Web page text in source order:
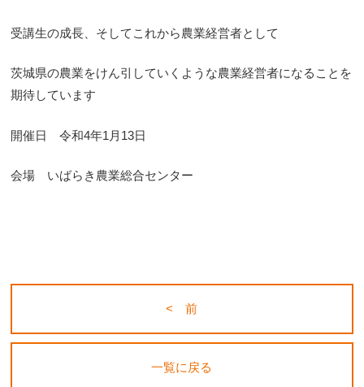
受講生の成長、そしてこれから農業経営者として
茨城県の農業をけん引していくような農業経営者になることを
期待しています
開催日 令和4年1月13日
会場 いばらき農業総合センター
< 前
一覧に戻る